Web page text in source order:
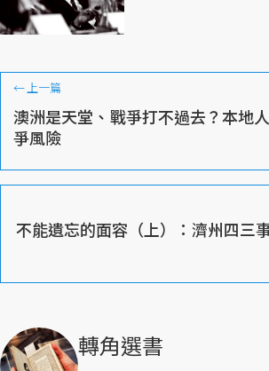
←上一篇
澳洲是天堂、戰爭打不過去？本地
爭風險
不能遺忘的面容（上）：濟州四三
轉角選書